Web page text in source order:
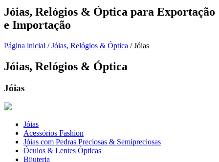
Jóias, Relógios & Óptica para Exportação
e Importação
Página inicial /Jóias, Relógios & Óptica / Jóias
Jóias, Relógios & Óptica
Jóias
Jóias
Acessórios Fashion
Jóias com Pedras Preciosas & Semipreciosas
Óculos & Lentes Ópticas
Bijuteria